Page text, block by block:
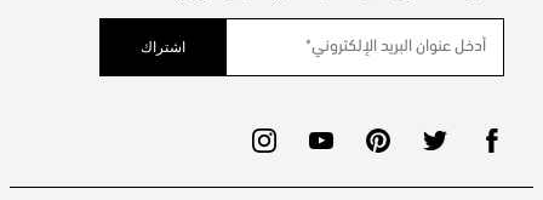
اشتراك